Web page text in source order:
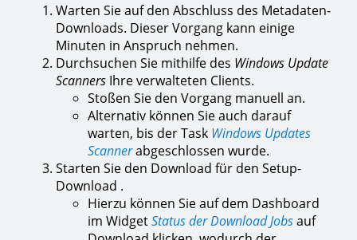
Warten Sie auf den Abschluss des Metadaten-
Downloads. Dieser Vorgang kann einige
Minuten in Anspruch nehmen.
Durchsuchen Sie mithilfe des Windows Update
Scanners Ihre verwalteten Clients.
Stoßen Sie den Vorgang manuell an.
Alternativ können Sie auch darauf
warten, bis der Task Windows Updates
Scannerabgeschlossen wurde.
Starten Sie den Download für den Setup-
Download .
Hierzu können Sie auf dem Dashboard
im WidgetStatus der Download Jobsauf